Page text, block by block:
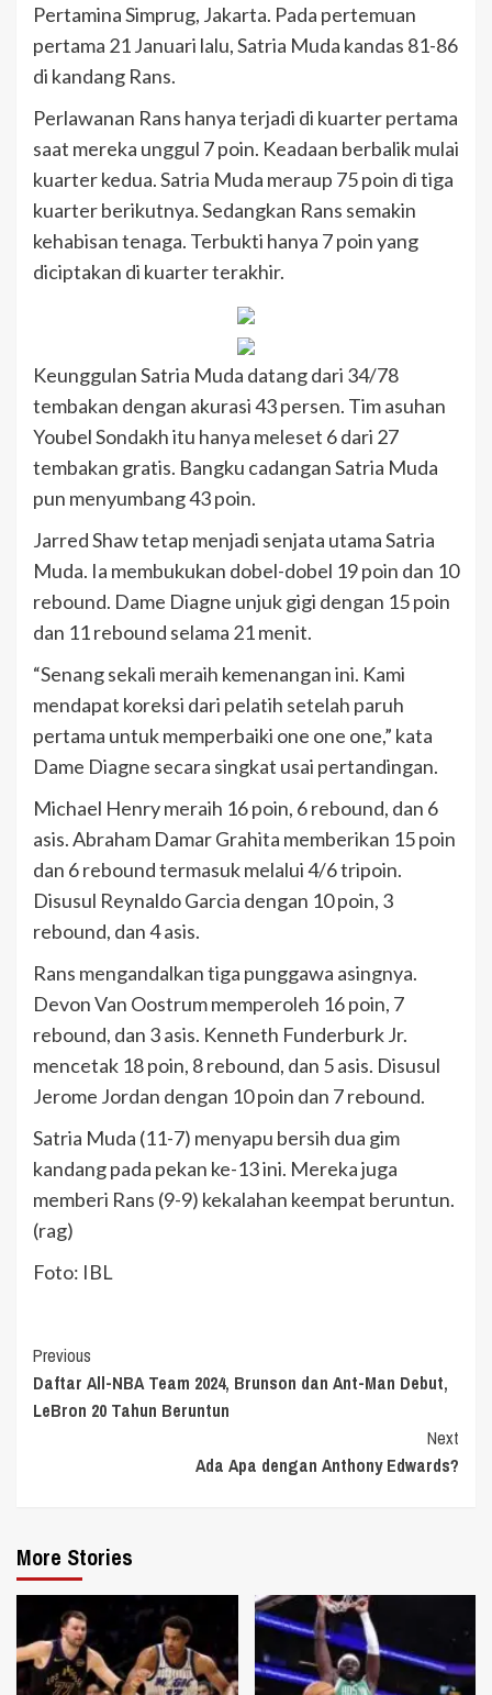
Pertamina Simprug, Jakarta. Pada pertemuan
pertama 21 Januari lalu, Satria Muda kandas 81-86
di kandang Rans.
Perlawanan Rans hanya terjadi di kuarter pertama
saat mereka unggul 7 poin. Keadaan berbalik mulai
kuarter kedua. Satria Muda meraup 75 poin di tiga
kuarter berikutnya. Sedangkan Rans semakin
kehabisan tenaga. Terbukti hanya 7 poin yang
diciptakan di kuarter terakhir.
Keunggulan Satria Muda datang dari 34/78
tembakan dengan akurasi 43 persen. Tim asuhan
Youbel Sondakh itu hanya meleset 6 dari 27
tembakan gratis. Bangku cadangan Satria Muda
pun menyumbang 43 poin.
Jarred Shaw tetap menjadi senjata utama Satria
Muda. Ia membukukan dobel-dobel 19 poin dan 10
rebound. Dame Diagne unjuk gigi dengan 15 poin
dan 11 rebound selama 21 menit.
“Senang sekali meraih kemenangan ini. Kami
mendapat koreksi dari pelatih setelah paruh
pertama untuk memperbaiki one one one,” kata
Dame Diagne secara singkat usai pertandingan.
Michael Henry meraih 16 poin, 6 rebound, dan 6
asis. Abraham Damar Grahita memberikan 15 poin
dan 6 rebound termasuk melalui 4/6 tripoin.
Disusul Reynaldo Garcia dengan 10 poin, 3
rebound, dan 4 asis.
Rans mengandalkan tiga punggawa asingnya.
Devon Van Oostrum memperoleh 16 poin, 7
rebound, dan 3 asis. Kenneth Funderburk Jr.
mencetak 18 poin, 8 rebound, dan 5 asis. Disusul
Jerome Jordan dengan 10 poin dan 7 rebound.
Satria Muda (11-7) menyapu bersih dua gim
kandang pada pekan ke-13 ini. Mereka juga
memberi Rans (9-9) kekalahan keempat beruntun.
(rag)
Foto: IBL
Continue
Reading
Previous
Daftar All-NBA Team 2024, Brunson dan Ant-Man Debut,
LeBron 20 Tahun Beruntun
Next
Ada Apa dengan Anthony Edwards?
More Stories